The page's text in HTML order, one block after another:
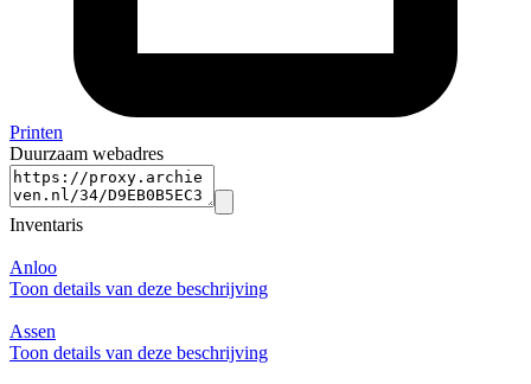
Printen
Duurzaam webadres
Inventaris
Anloo
Toon details van deze beschrijving
Assen
Toon details van deze beschrijving